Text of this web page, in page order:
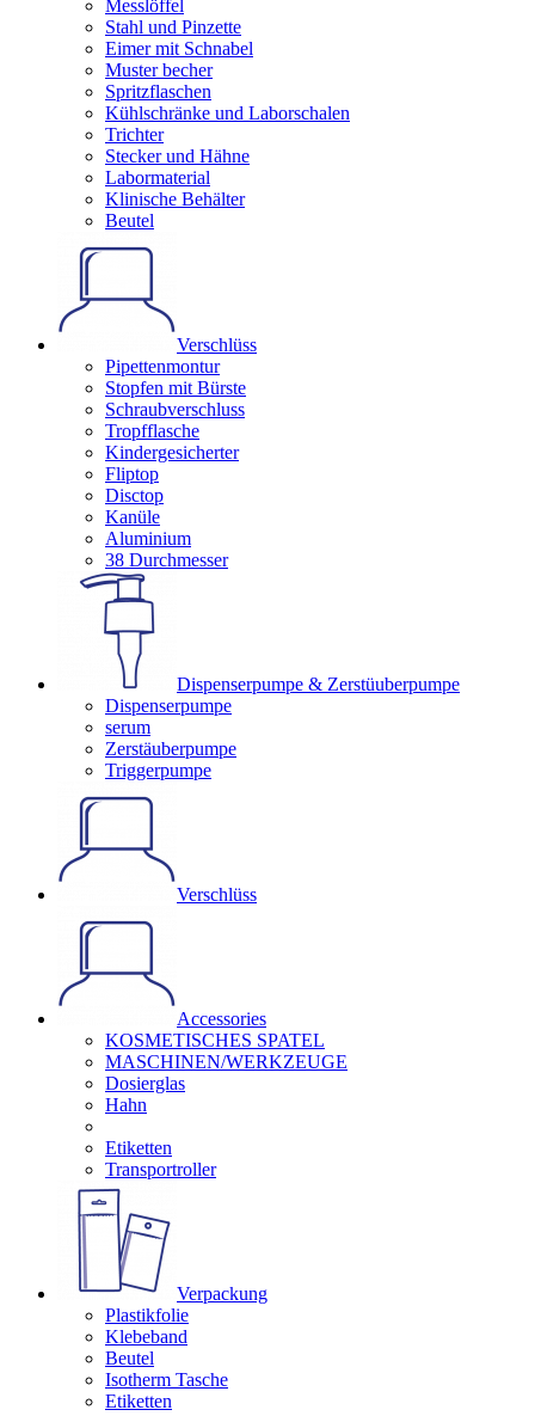
Messlöffel
Stahl und Pinzette
Eimer mit Schnabel
Muster becher
Spritzflaschen
Kühlschränke und Laborschalen
Trichter
Stecker und Hähne
Labormaterial
Klinische Behälter
Beutel
Verschlüss
Pipettenmontur
Stopfen mit Bürste
Schraubverschluss
Tropfflasche
Kindergesicherter
Fliptop
Disctop
Kanüle
Aluminium
38 Durchmesser
Dispenserpumpe & Zerstüuberpumpe
Dispenserpumpe
serum
Zerstäuberpumpe
Triggerpumpe
Verschlüss
Accessories
KOSMETISCHES SPATEL
MASCHINEN/WERKZEUGE
Dosierglas
Hahn
Etiketten
Transportroller
Verpackung
Plastikfolie
Klebeband
Beutel
Isotherm Tasche
Etiketten